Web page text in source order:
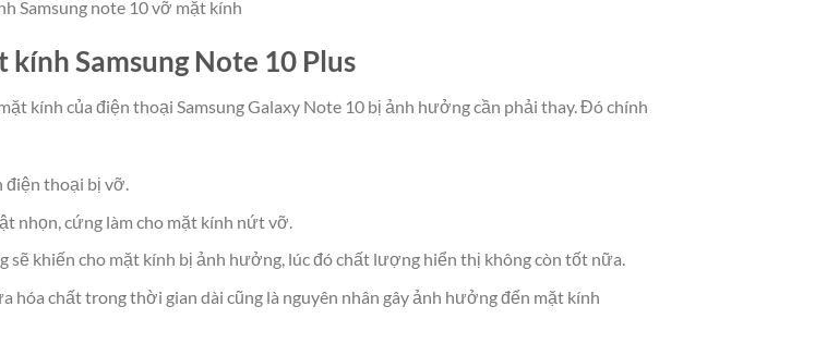
Samsung note 10 vỡ mặt kính
Samsung Note 10 Plus
kính của điện thoại Samsung Galaxy Note 10 bị ảnh hưởng cần phải thay. Đó chính
điện thoại bị vỡ.
nhọn, cứng làm cho mặt kính nứt vỡ.
khiến cho mặt kính bị ảnh hưởng, lúc đó chất lượng hiển thị không còn tốt nữa.
chất trong thời gian dài cũng là nguyên nhân gây ảnh hưởng đến mặt kính